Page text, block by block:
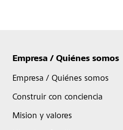
Empresa / Quiénes somos
Empresa / Quiénes somos
Construir con conciencia
Mision y valores